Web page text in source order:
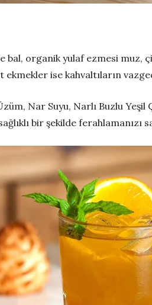
bal, organik yulaf ezmesi
ise kahvaltıların
Nar Suyu, Narlı Buzlu Yeşil
bir şekilde ferahlamanızı